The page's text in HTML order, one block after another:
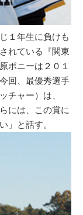
１年生に負けも
れている『関東
ポニーは２０１
回、最優秀選手
チャー）は、
には、この賞に
」と話す。